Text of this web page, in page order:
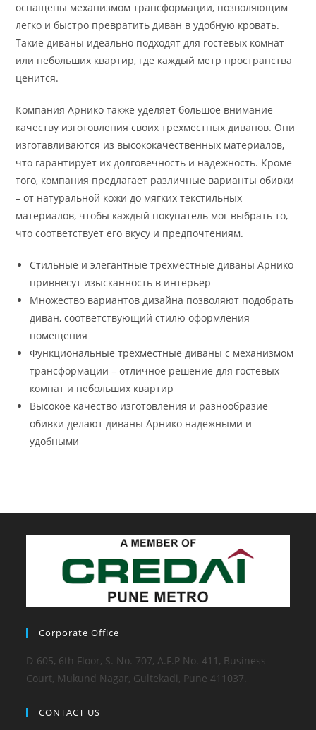
оснащены механизмом трансформации, позволяющим
легко и быстро превратить диван в удобную кровать.
Такие диваны идеально подходят для гостевых комнат
или небольших квартир, где каждый метр пространства
ценится.
Компания Арнико также уделяет большое внимание
качеству изготовления своих трехместных диванов. Они
изготавливаются из высококачественных материалов,
что гарантирует их долговечность и надежность. Кроме
того, компания предлагает различные варианты обивки
– от натуральной кожи до мягких текстильных
материалов, чтобы каждый покупатель мог выбрать то,
что соответствует его вкусу и предпочтениям.
Стильные и элегантные трехместные диваны Арнико
привнесут изысканность в интерьер
Множество вариантов дизайна позволяют подобрать
диван, соответствующий стилю оформления
помещения
Функциональные трехместные диваны с механизмом
трансформации – отличное решение для гостевых
комнат и небольших квартир
Высокое качество изготовления и разнообразие
обивки делают диваны Арнико надежными и
удобными
Corporate Office
D-605, 6th Floor, S. No. 707, A.F.P No. 411, Business
Court, Mukund Nagar, Gultekadi, Pune 411037.
CONTACT US